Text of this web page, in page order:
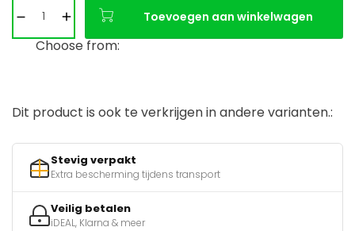
Toevoegen aan winkelwagen
Choose from:
Dit product is ook te verkrijgen in andere varianten.:
Stevig verpakt
Extra bescherming tijdens transport
Veilig betalen
iDEAL, Klarna & meer